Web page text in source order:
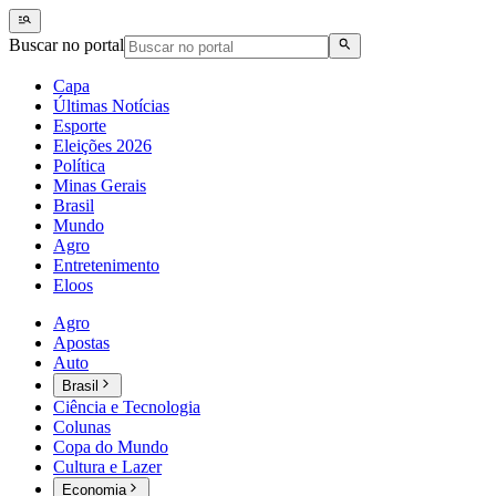
Buscar no portal
Capa
Últimas Notícias
Esporte
Eleições 2026
Política
Minas Gerais
Brasil
Mundo
Agro
Entretenimento
Eloos
Agro
Apostas
Auto
Brasil
Ciência e Tecnologia
Colunas
Copa do Mundo
Cultura e Lazer
Economia